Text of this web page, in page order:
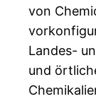
von
Landes-
und